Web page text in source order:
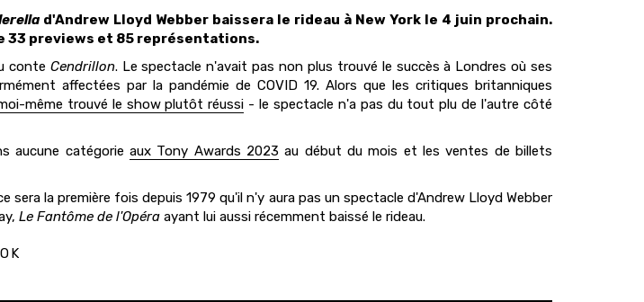
d'Andrew Lloyd Webber baissera le rideau à New York le 4 juin prochain.
33 previews et 85 représentations.
conte Cendrillon. Le spectacle n'avait pas non plus trouvé le succès à Londres où ses
affectées par la pandémie de COVID 19. Alors que les critiques britanniques
même trouvé le show plutôt réussi - le spectacle n'a pas du tout plu de l'autre côté
aucune catégorieaux Tony Awards 2023 au début du mois et les ventes de billets
sera la première fois depuis 1979 qu'il n'y aura pas un spectacle d'Andrew Lloyd Webber
Le Fantôme de l'Opéraayant lui aussi récemment baissé le rideau.